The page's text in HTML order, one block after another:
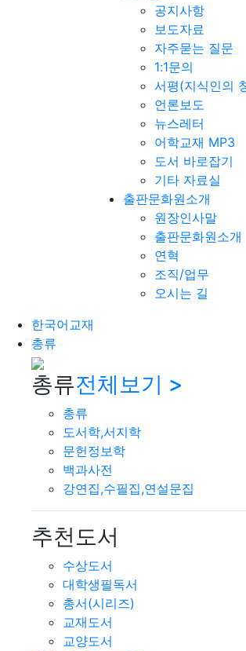
공지사항
보도자료
자주묻는 질문
1:1문의
서평(지식인의
언론보도
뉴스레터
어학교재 MP3
도서 바로잡기
기타 자료실
출판문화원소개
원장인사말
출판문화원소개
연혁
조직/업무
오시는 길
한국어교재
총류
총류전체보기 >
총류
도서학,서지학
문헌정보학
백과사전
강연집,수필집,연설문집
추천도서
수상도서
대학생필독서
총서(시리즈)
교재도서
교양도서